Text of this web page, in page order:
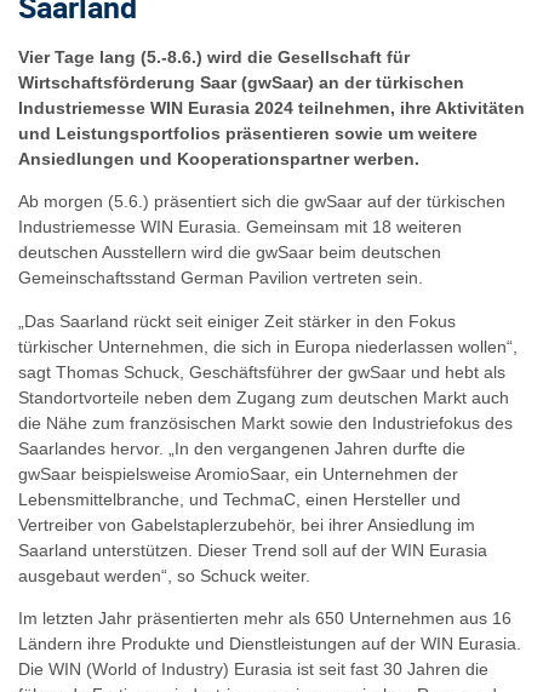
Vier Tage lang (5.-8.6.) wird die Gesellschaft für
Wirtschaftsförderung Saar (gwSaar) an der türkischen
Industriemesse WIN Eurasia 2024 teilnehmen, ihre Aktivitäten
und Leistungsportfolios präsentieren sowie um weitere
Ansiedlungen und Kooperationspartner werben.
Ab morgen (5.6.) präsentiert sich die gwSaar auf der türkischen
Industriemesse WIN Eurasia. Gemeinsam mit 18 weiteren
deutschen Ausstellern wird die gwSaar beim deutschen
Gemeinschaftsstand German Pavilion vertreten sein.
„Das Saarland rückt seit einiger Zeit stärker in den Fokus
türkischer Unternehmen, die sich in Europa niederlassen wollen“,
sagt Thomas Schuck, Geschäftsführer der gwSaar und hebt als
Standortvorteile neben dem Zugang zum deutschen Markt auch
die Nähe zum französischen Markt sowie den Industriefokus des
Saarlandes hervor. „In den vergangenen Jahren durfte die
gwSaar beispielsweise AromioSaar, ein Unternehmen der
Lebensmittelbranche, und TechmaC, einen Hersteller und
Vertreiber von Gabelstaplerzubehör, bei ihrer Ansiedlung im
Saarland unterstützen. Dieser Trend soll auf der WIN Eurasia
ausgebaut werden“, so Schuck weiter.
Im letzten Jahr präsentierten mehr als 650 Unternehmen aus 16
Ländern ihre Produkte und Dienstleistungen auf der WIN Eurasia.
Die WIN (World of Industry) Eurasia ist seit fast 30 Jahren die